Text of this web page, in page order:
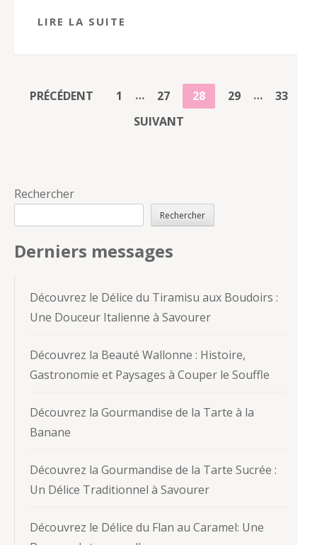
LIRE LA SUITE
PAGINATION
PRÉCÉDENT PAGE
1 … PAGE
27 PAGE
28 PAGE
29 … PAGE
33
SUIVANT
Rechercher
Rechercher
Derniers messages
Découvrez le Délice du Tiramisu aux Boudoirs :
Une Douceur Italienne à Savourer
Découvrez la Beauté Wallonne : Histoire,
Gastronomie et Paysages à Couper le Souffle
Découvrez la Gourmandise de la Tarte à la
Banane
Découvrez la Gourmandise de la Tarte Sucrée :
Un Délice Traditionnel à Savourer
Découvrez le Délice du Flan au Caramel: Une